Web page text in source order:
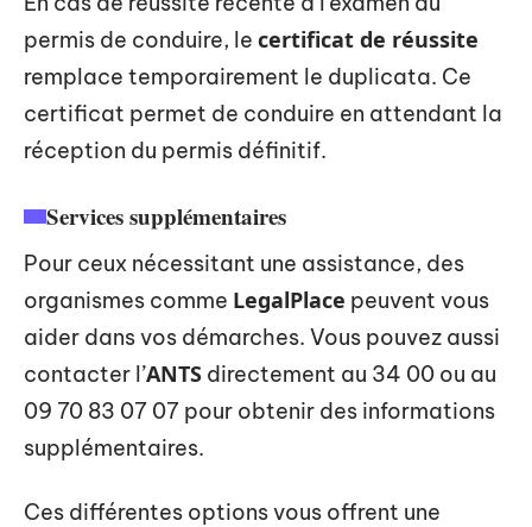
permis de conduire, le certificat de réussite
remplace temporairement le duplicata. Ce
certificat permet de conduire en attendant la
réception du permis définitif.
Services supplémentaires
Pour ceux nécessitant une assistance, des
organismes comme LegalPlace peuvent vous
aider dans vos démarches. Vous pouvez aussi
contacter l’ANTS directement au 34 00 ou au
09 70 83 07 07 pour obtenir des informations
supplémentaires.
Ces différentes options vous offrent une